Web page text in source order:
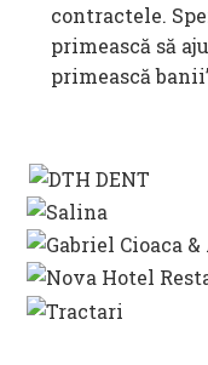
contractele.
primească să
primească